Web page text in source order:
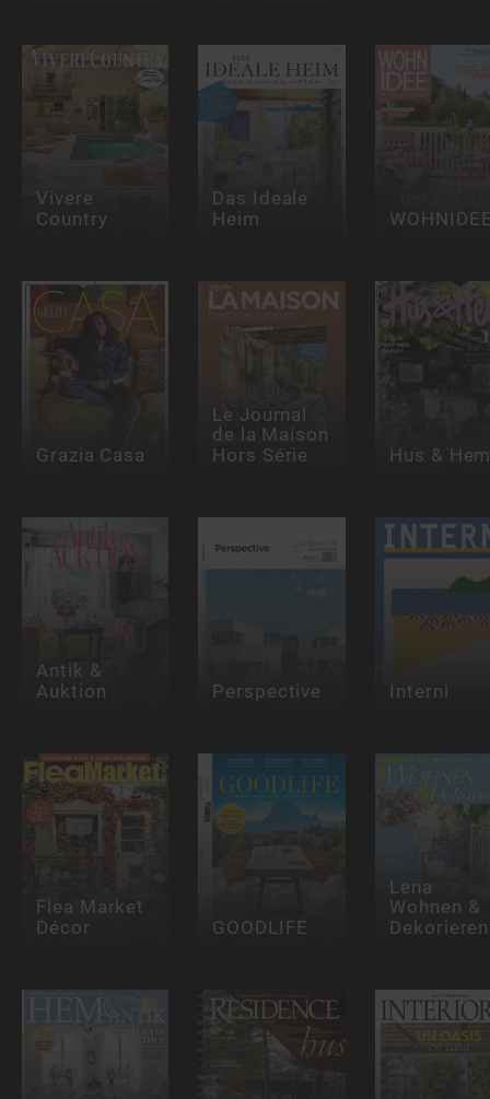
Vivere
Country
Das Ideale
Heim
Grazia Casa
Le Journal
de la Maison
Hors Série Hus &
Antik &
Auktion Perspective Interni
Flea Market
Décor GOODLIFE
Lena
Wohnen &
Dekorieren